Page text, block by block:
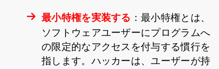
最小特権を実装する ：最小特権とは、
ソフトウェアユーザーにプログラムへ
の限定的なアクセスを付与する慣行を
指します。ハッカーは、ユーザーが持